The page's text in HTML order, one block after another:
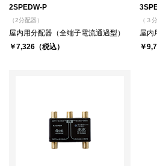
2SPEDW-P
（2分配器）
屋内用分配器（全端子電流通過型）
￥7,326（税込）
（３
屋内
￥